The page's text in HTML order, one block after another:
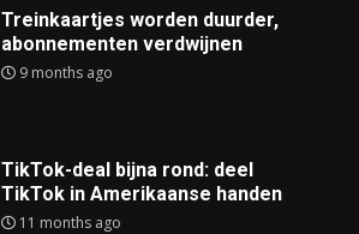
Treinkaartjes worden duurder,
abonnementen verdwijnen
9 months ago
TikTok-deal bijna rond: deel
TikTok in Amerikaanse handen
11 months ago